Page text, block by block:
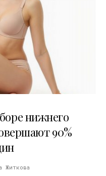
нижнего
90%
Житкова